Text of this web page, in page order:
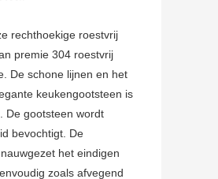
rechthoekige roestvrij
premie 304 roestvrij
De schone lijnen en het
keukengootsteen is
De gootsteen wordt
bevochtigt. De
het eindigen
zoals afvegend